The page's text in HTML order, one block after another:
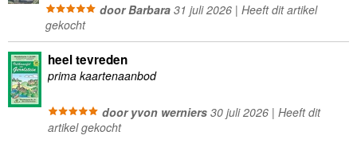
door Barbara31 juli 2026 | Heeft dit artikel
gekocht
heel tevreden
prima kaartenaanbod
door yvon werniers30 juli 2026 | Heeft dit
artikel gekocht